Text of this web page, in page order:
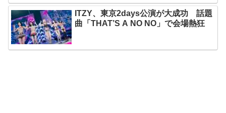
ITZY、東京2days公演が大成功 話題
曲「THAT’S A NO NO」で会場熱狂